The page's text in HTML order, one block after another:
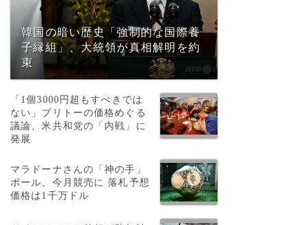
韓国の暗い歴史「強制的な国際養
子縁組」、大統領が真相解明を約
束
「1個3000円超もすべきでは
ない」ブリトーの価格めぐる
議論、米共和党の「内戦」に
発展
マラドーナさんの「神の手」
ボール、今月競売に 落札予想
価格は1千万ドル